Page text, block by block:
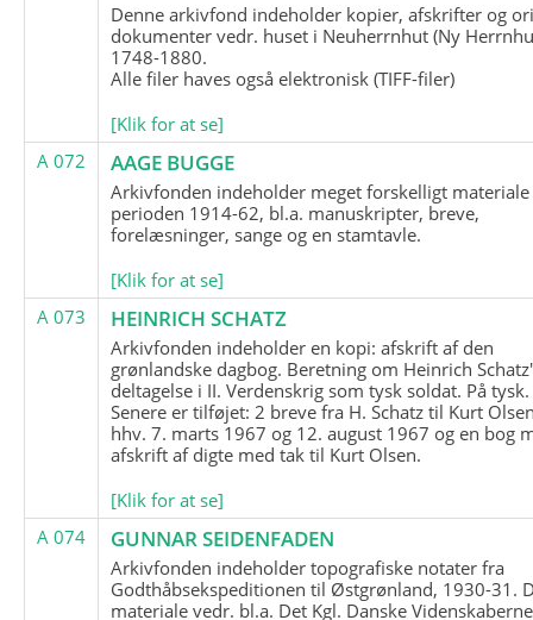
Denne arkivfond indeholder kopier, afskrifter og
dokumenter vedr. huset i Neuherrnhut (Ny
1748-1880.
Alle filer haves også elektronisk (TIFF-filer)
[Klik for at se]
A 072
AAGE BUGGE
Arkivfonden indeholder meget forskelligt
perioden 1914-62, bl.a. manuskripter, breve,
forelæsninger, sange og en stamtavle.
[Klik for at se]
A 073
HEINRICH SCHATZ
Arkivfonden indeholder en kopi: afskrift af den
grønlandske dagbog. Beretning om Heinrich Schatz'
deltagelse i II. Verdenskrig som tysk soldat. På tysk.
Senere er tilføjet: 2 breve fra H. Schatz til Kurt
hhv. 7. marts 1967 og 12. august 1967 og en bog
afskrift af digte med tak til Kurt Olsen.
[Klik for at se]
A 074
GUNNAR SEIDENFADEN
Arkivfonden indeholder topografiske notater fra
Godthåbsekspeditionen til Østgrønland, 1930-31.
materiale vedr. bl.a. Det Kgl. Danske